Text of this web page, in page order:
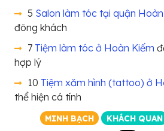
5 Salon làm tóc tại quận
đông khách
7 Tiệm làm tóc ở Hoàn Kiếm
hợp lý
10 Tiệm xăm hình (tattoo) ở
thể hiện cá tính
MINH BẠCH KHÁCH QUAN